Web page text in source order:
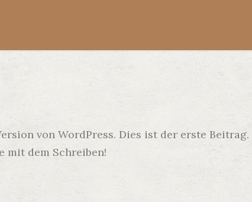
von WordPress. Dies ist der erste
mit dem Schreiben!